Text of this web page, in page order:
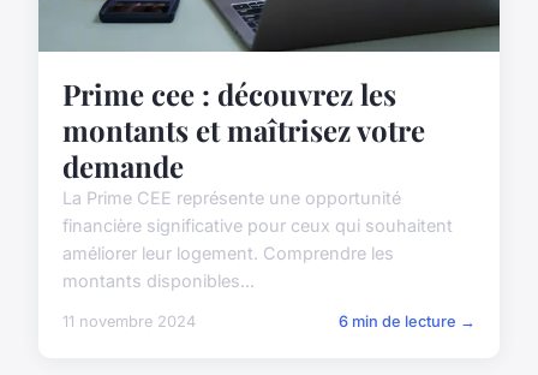
Prime cee : découvrez les
montants et maîtrisez votre
demande
La Prime CEE représente une opportunité
financière significative pour ceux qui souhaitent
améliorer leur logement. Comprendre les
montants disponibles...
11 novembre 2024 6 min de lecture →